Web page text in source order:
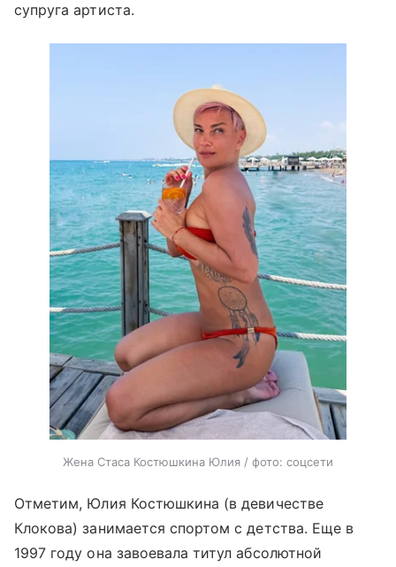
супруга артиста.
Жена Стаса Костюшкина Юлия / фото: соцсети
Отметим, Юлия Костюшкина (в девичестве
Клокова) занимается спортом с детства. Еще в
1997 году она завоевала титул абсолютной